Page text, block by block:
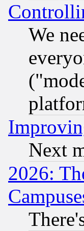
We
Next
2026: